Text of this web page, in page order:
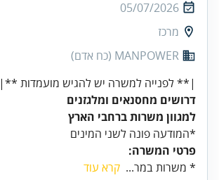
05/07/2026
מרכז
MANPOWER (כח אדם)
|** לפנייה למשרה יש להגיש מועמדות **|
דרושים מחסנאים ומלגזנים
למגוון משרות ברחבי הארץ
*המודעה פונה לשני המינים
פרטי המשרה:
* משרות במר... קרא עוד